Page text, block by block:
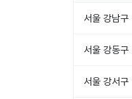
서울 강남구
서울 강동구
서울 강서구